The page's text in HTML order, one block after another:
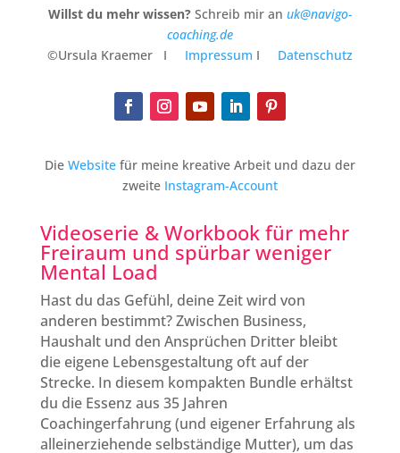
Willst du mehr wissen? Schreib mir an uk@navigo-
coaching.de
©Ursula Kraemer I
Impressum I Datenschutz
Die Websitefür meine kreative Arbeit und dazu der
zweite Instagram-Account
Videoserie & Workbook für mehr
Freiraum und spürbar weniger
Mental Load
Hast du das Gefühl, deine Zeit wird von
anderen bestimmt? Zwischen Business,
Haushalt und den Ansprüchen Dritter bleibt
die eigene Lebensgestaltung oft auf der
Strecke. In diesem kompakten Bundle erhältst
du die Essenz aus 35 Jahren
Coachingerfahrung (und eigener Erfahrung als
alleinerziehende selbständige Mutter), um das